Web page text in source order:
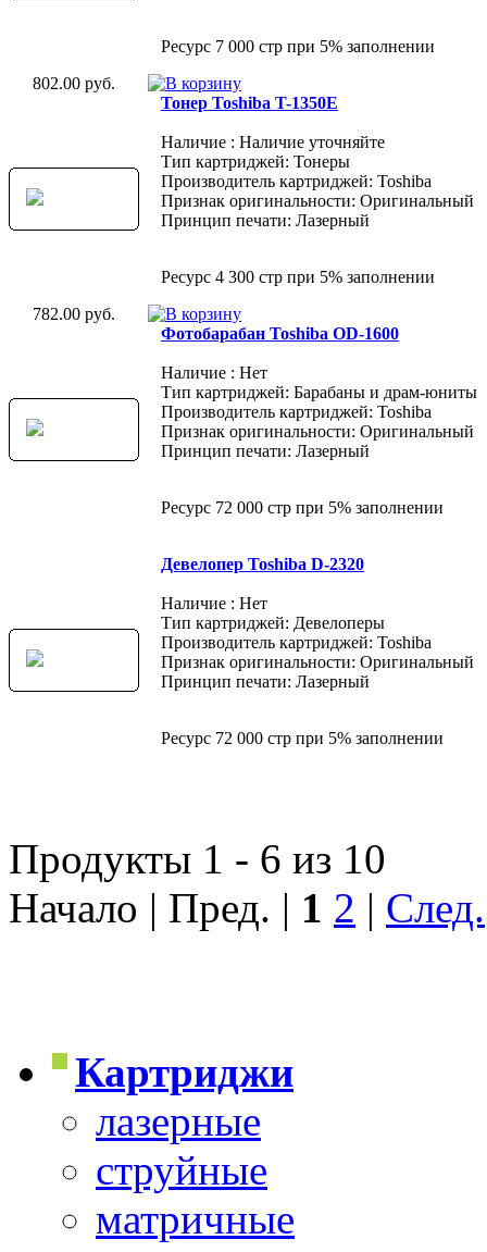
Ресурс 7 000 стр при 5% заполнении
802.00 руб.
Тонер Toshiba T-1350E
Наличие : Наличие уточняйте
Тип картриджей: Тонеры
Производитель картриджей: Toshiba
Признак оригинальности: Оригинальный
Принцип печати: Лазерный
Ресурс 4 300 стр при 5% заполнении
782.00 руб.
Фотобарабан Toshiba OD-1600
Наличие : Нет
Тип картриджей: Барабаны и драм-юниты
Производитель картриджей: Toshiba
Признак оригинальности: Оригинальный
Принцип печати: Лазерный
Ресурс 72 000 стр при 5% заполнении
Девелопер Toshiba D-2320
Наличие : Нет
Тип картриджей: Девелоперы
Производитель картриджей: Toshiba
Признак оригинальности: Оригинальный
Принцип печати: Лазерный
Ресурс 72 000 стр при 5% заполнении
Продукты 1 - 6 из 10
Начало | Пред. | 1 2 | След.
Картриджи
лазерные
струйные
матричные